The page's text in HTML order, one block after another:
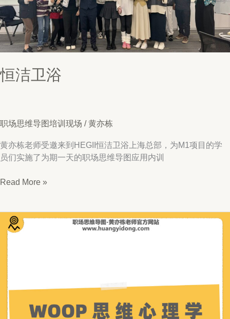
恒洁卫浴
职场思维导图培训现场 /黄亦栋
黄亦栋老师受邀来到HEGII恒洁卫浴上海总部，为M1项目的学
员们实施了为期一天的职场思维导图应用内训
恒
Read More »